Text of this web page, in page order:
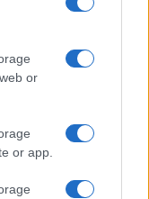
or
or app.